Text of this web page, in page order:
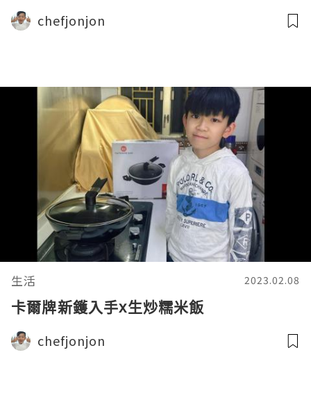
chefjonjon
生活 2023.02.08
卡爾牌新鑊入手x生炒糯米飯
chefjonjon